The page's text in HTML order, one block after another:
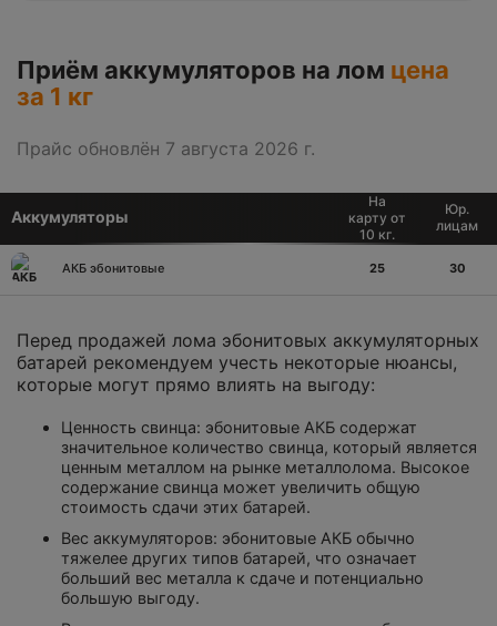
Приём аккумуляторов на лом цена
за 1 кг
Прайс обновлён 7 августа 2026 г.
Аккумуляторы
На
карту от
10 кг.
Юр.
лицам
АКБ эбонитовые 25 30
Перед продажей лома эбонитовых аккумуляторных
батарей рекомендуем учесть некоторые нюансы,
которые могут прямо влиять на выгоду:
Ценность свинца: эбонитовые АКБ содержат
значительное количество свинца, который является
ценным металлом на рынке металлолома. Высокое
содержание свинца может увеличить общую
стоимость сдачи этих батарей.
Вес аккумуляторов: эбонитовые АКБ обычно
тяжелее других типов батарей, что означает
больший вес металла к сдаче и потенциально
большую выгоду.